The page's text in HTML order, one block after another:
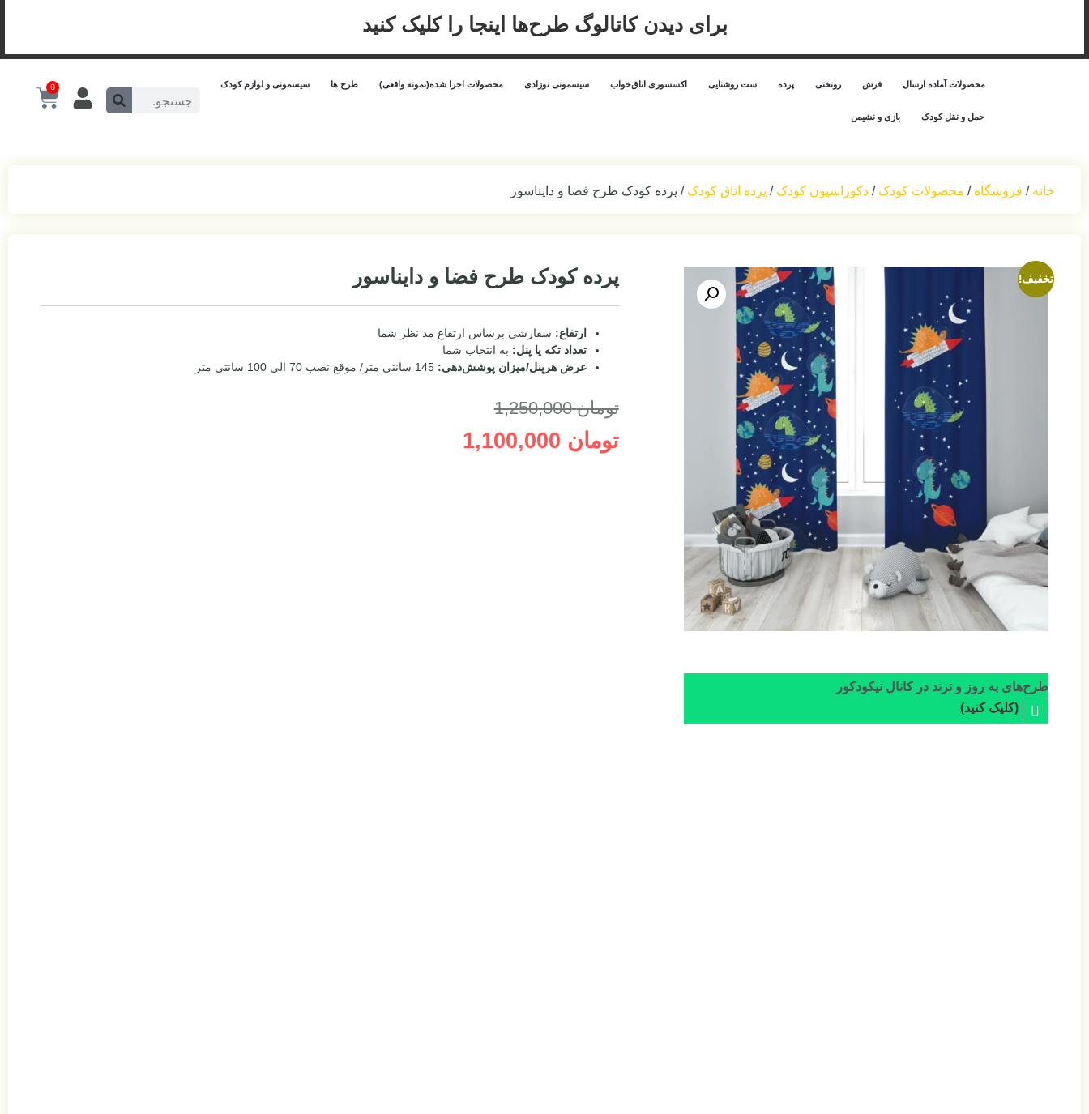
برای دیدن کاتالوگ طرح‌ها اینجا را کلیک کنید
محصولات آماده ارسال فرش روتختی پرده ست روشنایی اکسسوری اتاق‌خواب سیسمونی نوزادی محصولات اجرا شده(نمونه واقعی) طرح ها سیسمونی و لوازم کودک
حمل‌ و نقل کودک بازی و نشیمن
0
خانه / فروشگاه / محصولات کودک / دکوراسیون کودک / پرده اتاق کودک / پرده کودک طرح فضا و دایناسور
تخفیف!
طرح‌های به روز و ترند در کانال نیکودکور
(کلیک کنید)
پرده کودک طرح فضا و دایناسور
ارتفاع: سفارشی برساس ارتفاع مد نظر شما
تعداد تکه یا پنل: به انتخاب شما
عرض هرپنل/میزان پوشش‌دهی: 145 سانتی متر/ موقع نصب 70 الی 100 سانتی متر
تومان1,250,000
تومان